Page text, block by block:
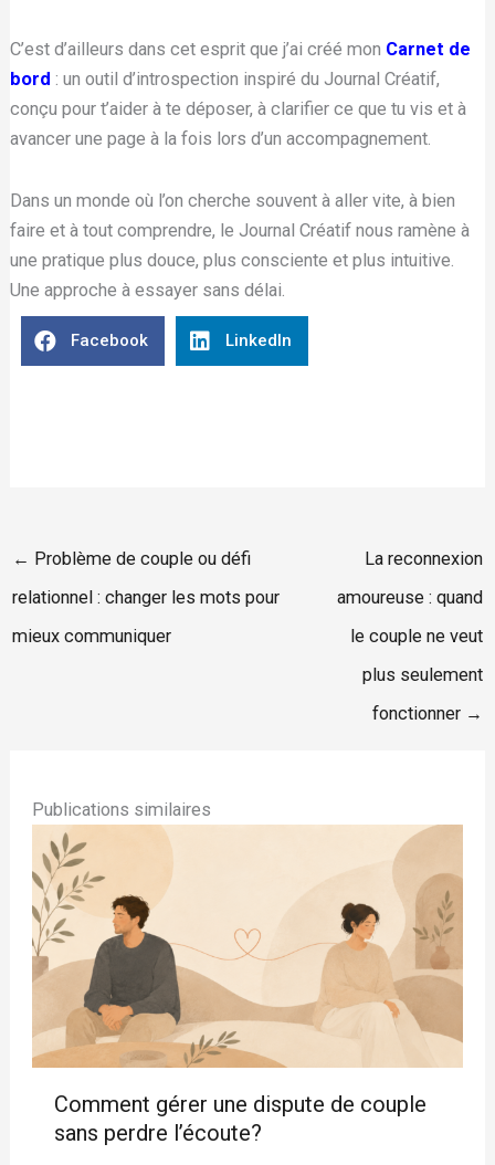
C’est d’ailleurs dans cet esprit que j’ai créé mon Carnet de
bord : un outil d’introspection inspiré du Journal Créatif,
conçu pour t’aider à te déposer, à clarifier ce que tu vis et à
avancer une page à la fois lors d’un accompagnement.
Dans un monde où l’on cherche souvent à aller vite, à bien
faire et à tout comprendre, le Journal Créatif nous ramène à
une pratique plus douce, plus consciente et plus intuitive.
Une approche à essayer sans délai.
Facebook LinkedIn
← Problème de couple ou défi
relationnel : changer les mots pour
mieux communiquer
La reconnexion
amoureuse : quand
le couple ne veut
plus seulement
fonctionner →
Publications similaires
Comment gérer une dispute de couple
sans perdre l’écoute?